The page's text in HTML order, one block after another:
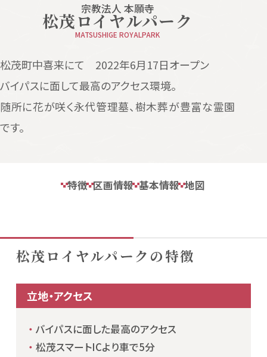
宗教法人 本願寺
松茂ロイヤルパーク
MATSUSHIGE ROYALPARK
松茂町中喜来にて 2022年6月17日オープン
バイパスに面して最高のアクセス環境。
随所に花が咲く永代管理墓、樹木葬が豊富な霊園
です。
特徴 区画情報 基本情報 地図
松茂ロイヤルパークの特徴
立地・アクセス
バイパスに面した最高のアクセス
松茂スマートICより車で5分